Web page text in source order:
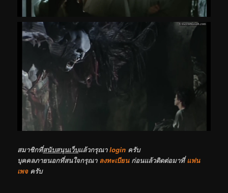
สมาชิกที่สนับสนุนเว็บแล้วกรุณาlogin ครับ
บุคคลภายนอกที่สนใจกรุณา ลงทะเบียนก่อนแล้วติดต่อมาที่แฟน
เพจครับ